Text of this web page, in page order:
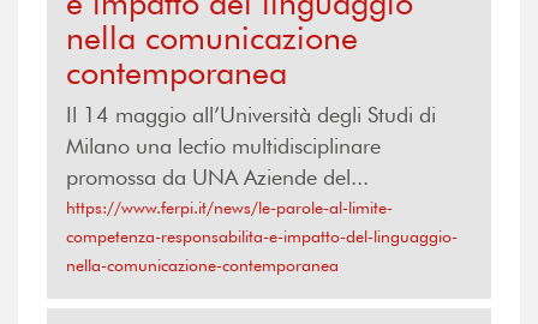
nella comunicazione
contemporanea
Il 14 maggio all’Università degli Studi di
Milano una lectio multidisciplinare
promossa da UNA Aziende del...
https://www.ferpi.it/news/le-parole-al-limite-
competenza-responsabilita-e-impatto-del-linguaggio-
nella-comunicazione-contemporanea